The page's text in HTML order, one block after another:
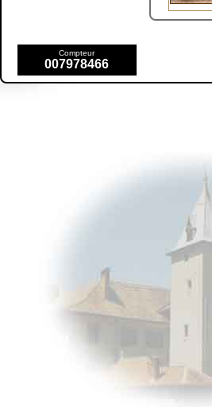
Compteur
007978466